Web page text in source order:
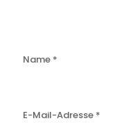
Name *
E-Mail-Adresse *